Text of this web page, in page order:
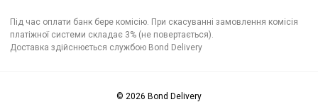
Під час оплати банк бере комісію. При скасуванні замовлення комісія
платіжної системи складає 3% (не повертається).
Доставка здійснюється службою Bond Delivery
© 2026 Bond Delivery